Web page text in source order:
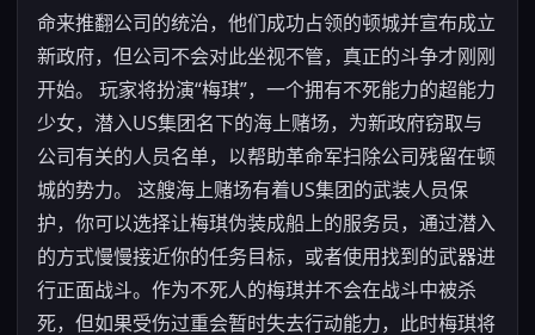
命来推翻公司的统治，他们成功占领的顿城并宣布成立
新政府，但公司不会对此坐视不管，真正的斗争才刚刚
开始。 玩家将扮演“梅琪”，一个拥有不死能力的超能力
少女，潜入US集团名下的海上赌场，为新政府窃取与
公司有关的人员名单，以帮助革命军扫除公司残留在顿
城的势力。 这艘海上赌场有着US集团的武装人员保
护，你可以选择让梅琪伪装成船上的服务员，通过潜入
的方式慢慢接近你的任务目标，或者使用找到的武器进
行正面战斗。作为不死人的梅琪并不会在战斗中被杀
死，但如果受伤过重会暂时失去行动能力，此时梅琪将